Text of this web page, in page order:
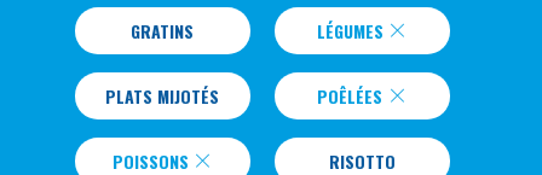
GRATINS LÉGUMES
PLATS MIJOTÉS POÊLÉES
POISSONS RISOTTO